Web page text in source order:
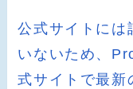
公式サイトには
いないため、
式サイトで最新